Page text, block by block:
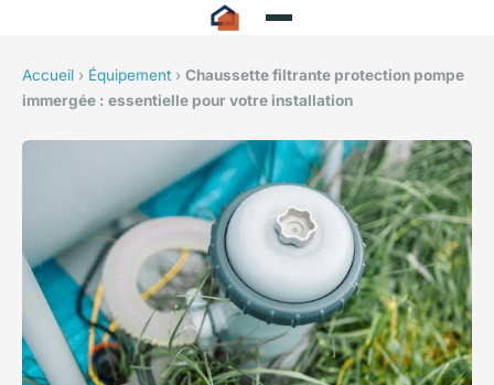
Accueil › Équipement › Chaussette filtrante protection pompe
immergée : essentielle pour votre installation